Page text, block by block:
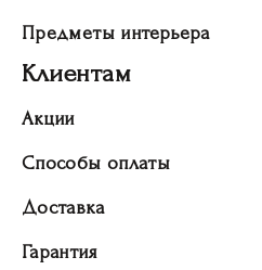
Предметы интерьера
Клиентам
Акции
Способы оплаты
Доставка
Гарантия